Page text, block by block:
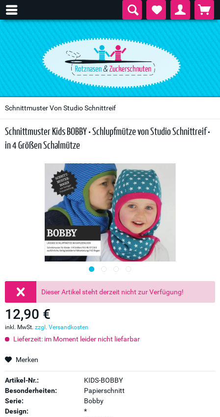
Schnittmuster Von Studio Schnittreif
Schnittmuster Kids BOBBY • Schlupfmütze von Studio Schnittreif •
in 4 Größen Schalmütze
Dieser Artikel steht derzeit nicht zur Verfügung!
12,90 €
inkl. MwSt. zzgl. Versandkosten
Lieferzeit: im Moment leider nicht liefarbar
Merken
Artikel-Nr.:
KIDS-BOBBY
Besonderheiten:
Papierschnitt
Serie:
Bobby
Design:
*